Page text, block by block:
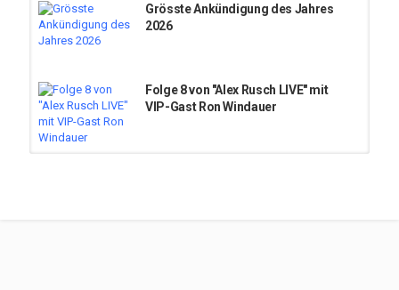
Grösste Ankündigung des Jahres
2026
Folge 8 von "Alex Rusch LIVE" mit
VIP-Gast Ron Windauer